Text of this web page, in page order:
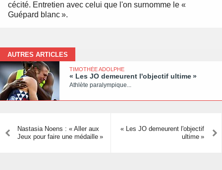
cécité. Entretien avec celui que l'on surnomme le «
Guépard blanc ».
AUTRES ARTICLES
TIMOTHÉE ADOLPHE
« Les JO demeurent l'objectif ultime »
Athlète paralympique...
Nastasia Noens : « Aller aux
Jeux pour faire une médaille »
« Les JO demeurent l'objectif
ultime »